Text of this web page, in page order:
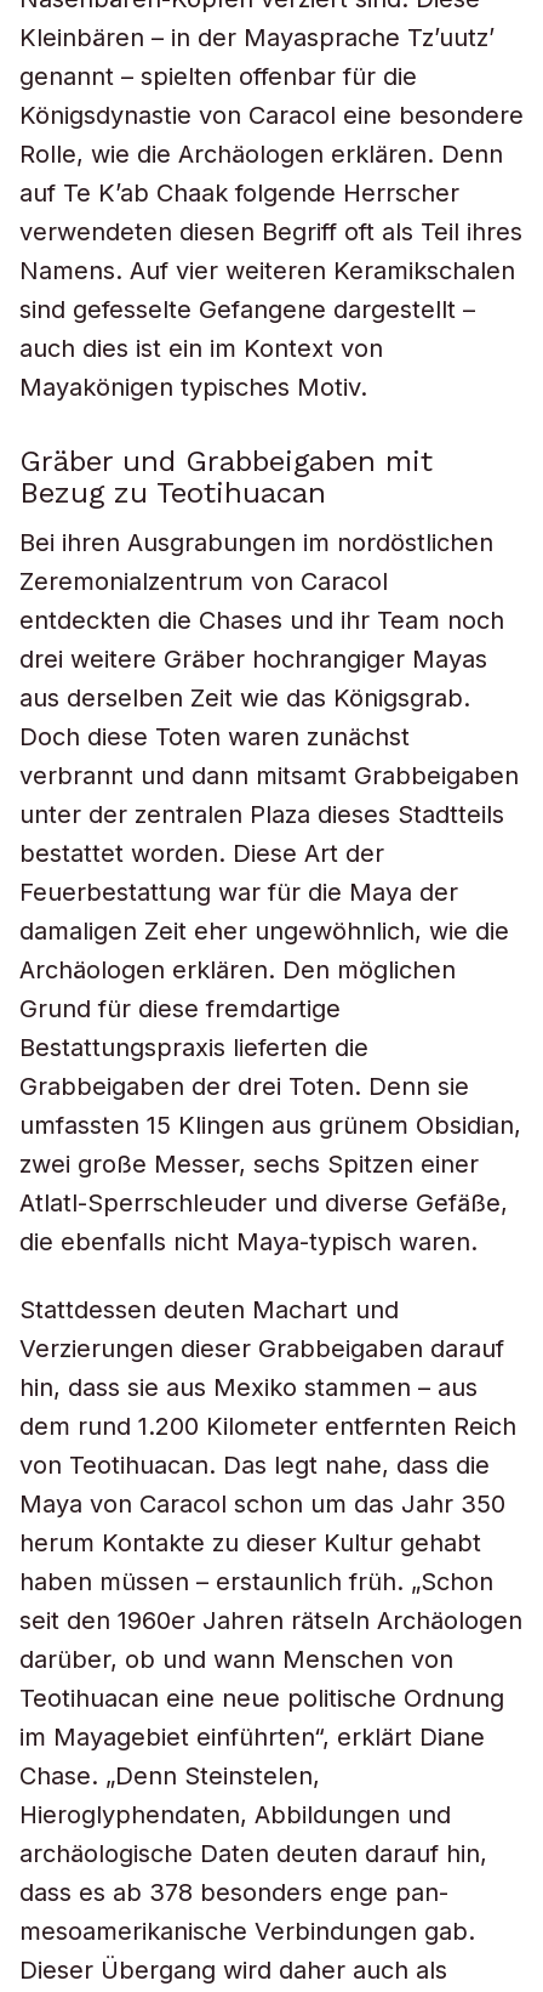
Kleinbären – in der Mayasprache Tz’uutz’
genannt – spielten offenbar für die
Königsdynastie von Caracol eine besondere
Rolle, wie die Archäologen erklären. Denn
auf Te K’ab Chaak folgende Herrscher
verwendeten diesen Begriff oft als Teil ihres
Namens. Auf vier weiteren Keramikschalen
sind gefesselte Gefangene dargestellt –
auch dies ist ein im Kontext von
Mayakönigen typisches Motiv.
Gräber und Grabbeigaben mit
Bezug zu Teotihuacan
Bei ihren Ausgrabungen im nordöstlichen
Zeremonialzentrum von Caracol
entdeckten die Chases und ihr Team noch
drei weitere Gräber hochrangiger Mayas
aus derselben Zeit wie das Königsgrab.
Doch diese Toten waren zunächst
verbrannt und dann mitsamt Grabbeigaben
unter der zentralen Plaza dieses Stadtteils
bestattet worden. Diese Art der
Feuerbestattung war für die Maya der
damaligen Zeit eher ungewöhnlich, wie die
Archäologen erklären. Den möglichen
Grund für diese fremdartige
Bestattungspraxis lieferten die
Grabbeigaben der drei Toten. Denn sie
umfassten 15 Klingen aus grünem Obsidian,
zwei große Messer, sechs Spitzen einer
Atlatl-Sperrschleuder und diverse Gefäße,
die ebenfalls nicht Maya-typisch waren.
Stattdessen deuten Machart und
Verzierungen dieser Grabbeigaben darauf
hin, dass sie aus Mexiko stammen – aus
dem rund 1.200 Kilometer entfernten Reich
von Teotihuacan. Das legt nahe, dass die
Maya von Caracol schon um das Jahr 350
herum Kontakte zu dieser Kultur gehabt
haben müssen – erstaunlich früh. „Schon
seit den 1960er Jahren rätseln Archäologen
darüber, ob und wann Menschen von
Teotihuacan eine neue politische Ordnung
im Mayagebiet einführten“, erklärt Diane
Chase. „Denn Steinstelen,
Hieroglyphendaten, Abbildungen und
archäologische Daten deuten darauf hin,
dass es ab 378 besonders enge pan-
mesoamerikanische Verbindungen gab.
Dieser Übergang wird daher auch als